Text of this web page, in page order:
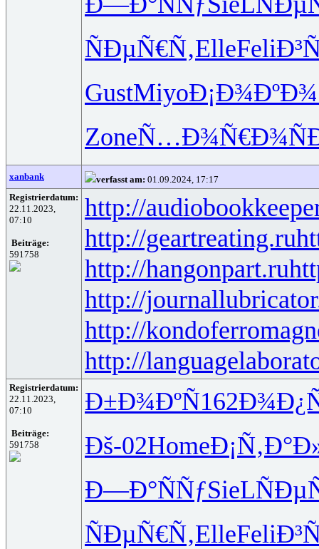
ÑÐµÑ€Ñ‚ElleFeli
GustMiyoÐ¡Ð¾ÐºÐ¾
ZoneÑ…Ð¾Ñ€Ð¾
xanbank verfasst am: 01.09.2024, 17:17
Registrierdatum:
22.11.2023,
07:10
Beiträge:
591758
http://
http://geartreating.ru
http://hangonpart.ru
http://
http://
http://
Registrierdatum:
22.11.2023,
07:10
Beiträge:
591758
Ð±Ð¾ÐºÑ162
Ðš-02Home
Ð—Ð°ÑÑƒSieL
ÑÐµÑ€Ñ‚ElleFeli